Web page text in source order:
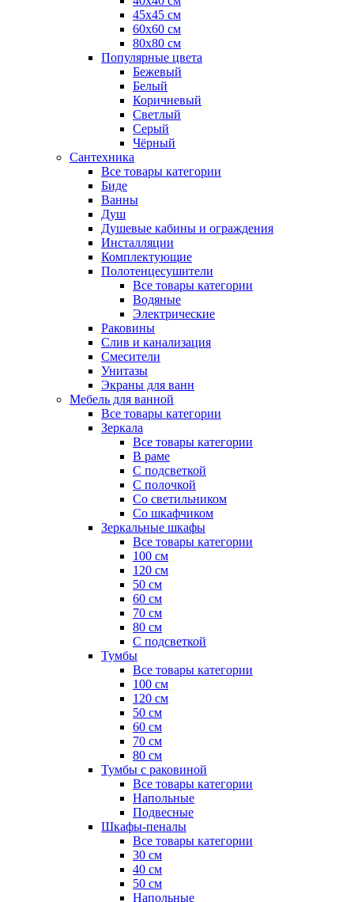
45x45 см
60x60 см
80x80 см
Популярные цвета
Бежевый
Белый
Коричневый
Светлый
Серый
Чёрный
Сантехника
Все товары категории
Биде
Ванны
Душ
Душевые кабины и ограждения
Инсталляции
Комплектующие
Полотенцесушители
Все товары категории
Водяные
Электрические
Раковины
Слив и канализация
Смесители
Унитазы
Экраны для ванн
Мебель для ванной
Все товары категории
Зеркала
Все товары категории
В раме
С подсветкой
С полочкой
Со светильником
Со шкафчиком
Зеркальные шкафы
Все товары категории
100 см
120 см
50 см
60 см
70 см
80 см
С подсветкой
Тумбы
Все товары категории
100 см
120 см
50 см
60 см
70 см
80 см
Тумбы с раковиной
Все товары категории
Напольные
Подвесные
Шкафы-пеналы
Все товары категории
30 см
40 см
50 см
Напольные